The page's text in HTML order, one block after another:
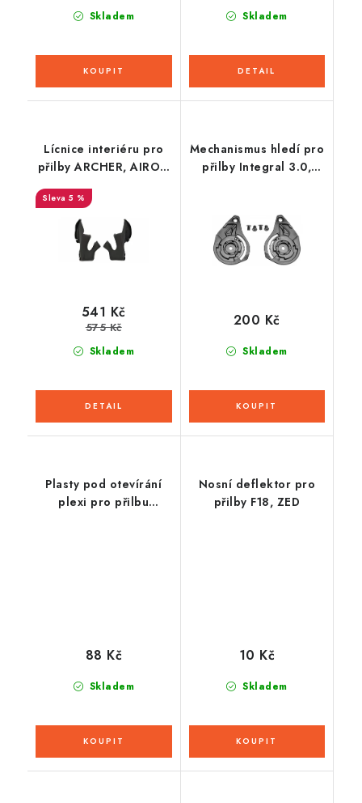
Skladem Skladem
Lícnice interiéru pro
přilby ARCHER, AIROH
(černý)
5 %
Skladem
541 Kč
575 Kč
Mechanismus hledí pro
přilby Integral 3.0,
Skladem
200 Kč
Plasty pod otevírání
plexi pro přilbu
Skladem
88 Kč
Nosní deflektor pro
přilby F18, ZED
Skladem
10 Kč